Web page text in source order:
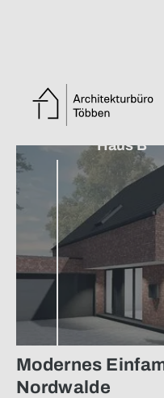
Zurück zur Übersicht
Haus B
Modernes
Nordwalde